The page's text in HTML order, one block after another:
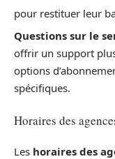
pour restituer leur
Questions sur le
offrir un support
options
spécifiques.
Horaires des
Les horaires des